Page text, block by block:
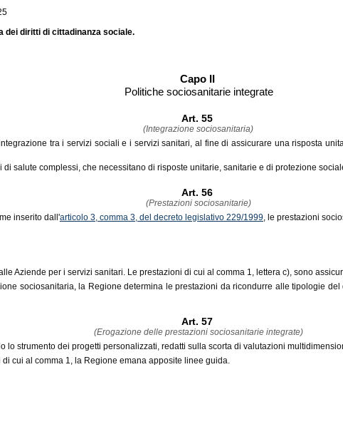
dei diritti di cittadinanza sociale.
Capo II
Politiche sociosanitarie integrate
Art. 55
(Integrazione sociosanitaria)
tra i servizi sociali e i servizi sanitari, al fine di assicurare una risposta
salute complessi, che necessitano di risposte unitarie, sanitarie e di protezione
Art. 56
(Prestazioni sociosanitarie)
inserito dall'articolo 3, comma 3, del decreto legislativo 229/1999, le prestazioni
Aziende per i servizi sanitari. Le prestazioni di cui al comma 1, lettera c), sono
sociosanitaria, la Regione determina le prestazioni da ricondurre alle tipologie
Art. 57
(Erogazione delle prestazioni sociosanitarie integrate)
lo strumento dei progetti personalizzati, redatti sulla scorta di valutazioni
cui al comma 1, la Regione emana apposite linee guida.